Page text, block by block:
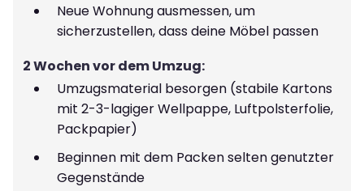
Neue Wohnung ausmessen, um
sicherzustellen, dass deine Möbel passen
2 Wochen vor dem Umzug:
Umzugsmaterial besorgen (stabile Kartons
mit 2-3-lagiger Wellpappe, Luftpolsterfolie,
Packpapier)
Beginnen mit dem Packen selten genutzter
Gegenstände